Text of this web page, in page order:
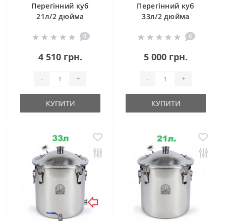
Перегінний куб
21л/2 дюйма
клампом під тен)
0
4 510 грн.
- +
КУПИТИ
Перегінний куб
33л/2 дюйма
0
5 000 грн.
- +
КУПИТИ